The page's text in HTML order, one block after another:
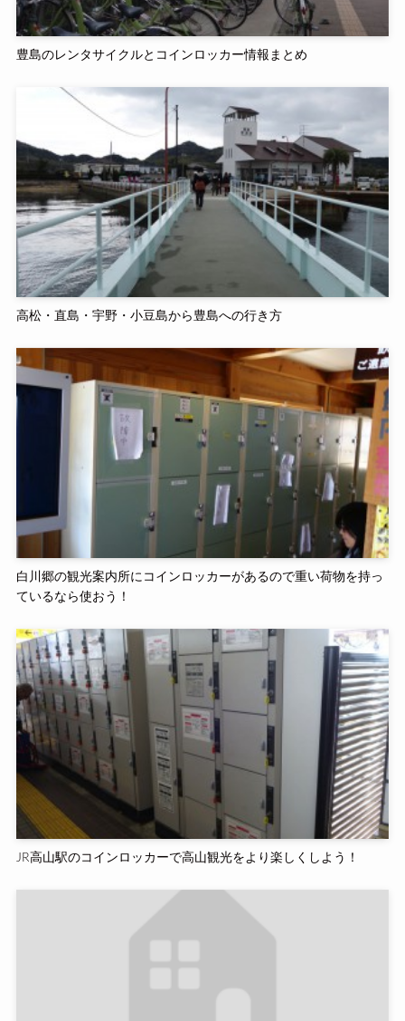
豊島のレンタサイクルとコインロッカー情報まとめ
高松・直島・宇野・小豆島から豊島への行き方
白川郷の観光案内所にコインロッカーがあるので重い荷物を持っ
ているなら使おう！
JR高山駅のコインロッカーで高山観光をより楽しくしよう！